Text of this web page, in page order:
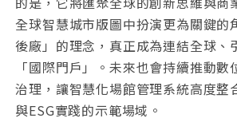
全球智慧城市版圖中扮演更為關鍵的
後廠」的理念，真正成為連結全球、
「國際門戶」。未來也會持續推動
治理，讓智慧化場館管理系統高度整
與ESG實踐的示範場域。